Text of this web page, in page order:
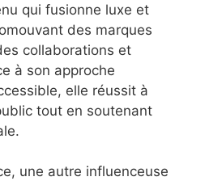
qui fusionne luxe et
des marques
collaborations et
à son approche
elle réussit à
tout en soutenant
une autre influenceuse